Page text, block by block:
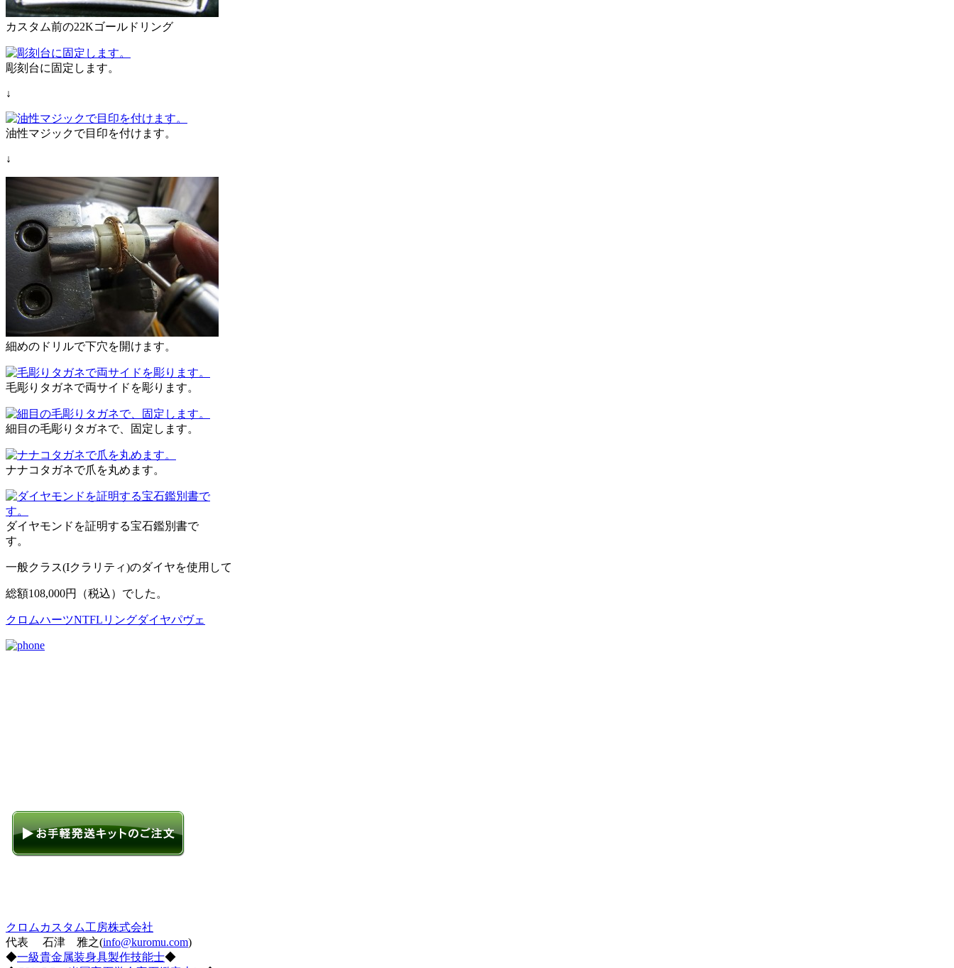
カスタム前の22Kゴールドリング
彫刻台に固定します。
↓
油性マジックで目印を付けます。
↓
細めのドリルで下穴を開けます。
毛彫りタガネで両サイドを彫ります。
細目の毛彫りタガネで、固定します。
ナナコタガネで爪を丸めます。
ダイヤモンドを証明する宝石鑑別書で
す。
一般クラス(Iクラリティ)のダイヤを使用して
総額108,000円（税込）でした。
クロムハーツNTFLリングダイヤパヴェ
クロムカスタム工房株式会社
代表 石津 雅之(info@kuromu.com)
◆一級貴金属装身具製作技能士◆